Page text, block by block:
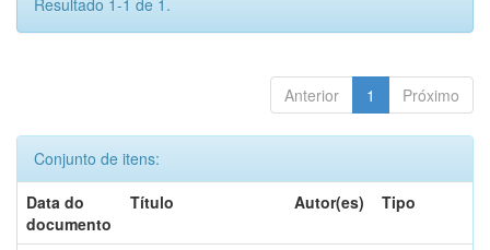
Resultado 1-1 de 1.
Anterior 1 Próximo
Conjunto de itens:
Data do
documento
Título Autor(es) Tipo